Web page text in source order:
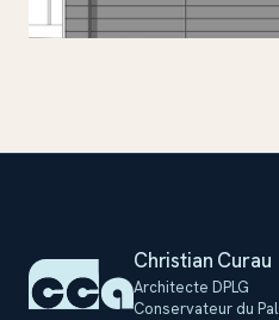
Christian Curau
Architecte DPLG
Conservateur du